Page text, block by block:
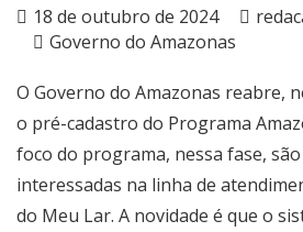
18 de outubro de 2024
Governo do Amazonas
O Governo do Amazonas reabre,
o pré-cadastro do Programa
foco do programa, nessa fase,
interessadas na linha de
do Meu Lar. A novidade é que o